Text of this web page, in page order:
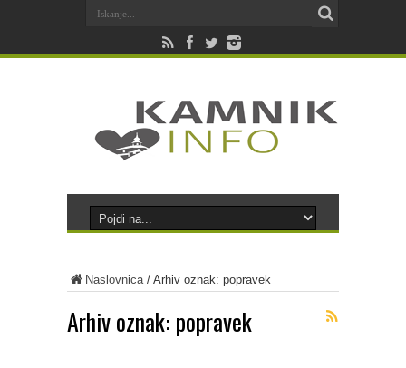
Naslovnica/ Arhiv oznak: popravek
Arhiv oznak: popravek